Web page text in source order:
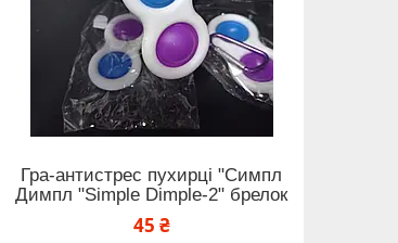
Гра-антистрес пухирці "Симпл
Димпл "Simple Dimple-2" брелок
45 ₴